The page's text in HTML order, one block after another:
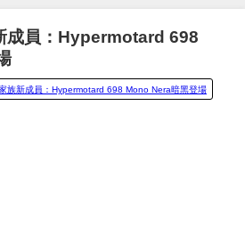
成員：Hypermotard 698
族新成員：Hypermotard 698 Mono Nera暗黑登場